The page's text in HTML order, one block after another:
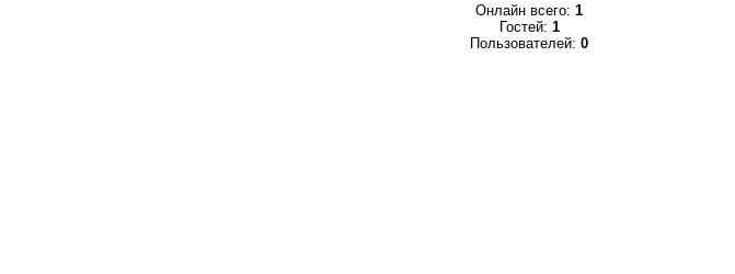
Онлайн всего: 1
Гостей: 1
Пользователей: 0